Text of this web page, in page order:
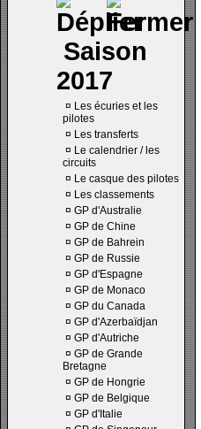
Saison
2017
¤ Les écuries et les
pilotes
¤ Les transferts
¤ Le calendrier / les
circuits
¤ Le casque des pilotes
¤ Les classements
¤ GP d'Australie
¤ GP de Chine
¤ GP de Bahrein
¤ GP de Russie
¤ GP d'Espagne
¤ GP de Monaco
¤ GP du Canada
¤ GP d'Azerbaïdjan
¤ GP d'Autriche
¤ GP de Grande
Bretagne
¤ GP de Hongrie
¤ GP de Belgique
¤ GP d'Italie